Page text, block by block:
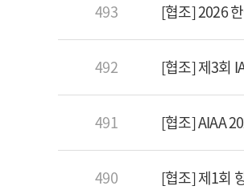
493 [협조] 2026
492 [협조] 제3회
491 [협조] AIAA
490 [협조] 제1회